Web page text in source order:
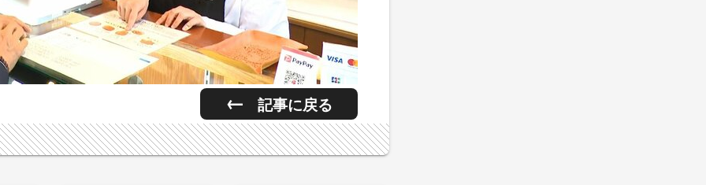
記事に戻る